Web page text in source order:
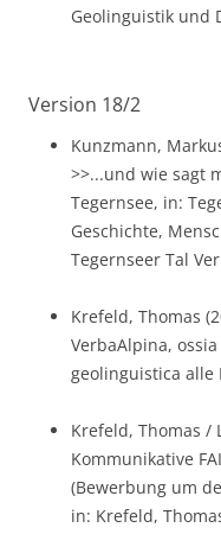
Geolinguistik und
Version 18/2
Kunzmann,
>>...und wie sagt
Tegernsee, in:
Geschichte,
Tegernseer Tal
Krefeld, Thomas
VerbaAlpina,
geolinguistica alle
Krefeld, Thomas /
Kommunikative
(Bewerbung um
in: Krefeld,